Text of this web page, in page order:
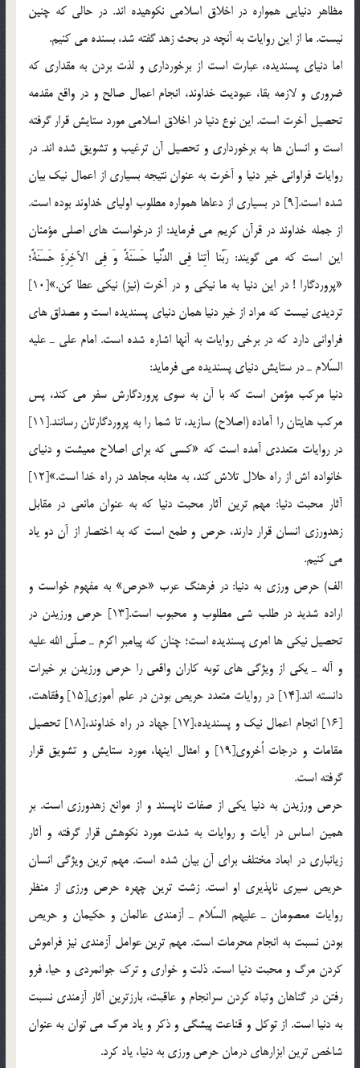
مظاهر دنيايي همواره در اخلاق اسلامي نكوهيده اند. در حالي كه چنين
نيست. ما از اين روايات به آنچه در بحث زهد گفته شد، بسنده مي كنيم.
اما دنياي پسنديده، عبارت است از برخورداري و لذت بردن به مقداري كه
ضروري و لازمه بقا، عبوديت خداوند، انجام اعمال صالح و در واقع مقدمه
تحصيل آخرت است. اين نوع دنيا در اخلاق اسلامي مورد ستايش قرار گرفته
است و انسان ها به برخورداري و تحصيل آن ترغيب و تشويق شده اند. در
روايات فراواني خير دنيا و آخرت به عنوان نتيجه بسياري از اعمال نيك بيان
شده است.[9] در بسياري از دعاها همواره مطلوب اولياي خداوند بوده است.
از جمله خداوند در قرآن كريم مي فرمايد: از درخواست هاي اصلي مؤمنان
اين است كه مي گويند: رَبَّنا آتِنا فِي الدُّنْيا حَسَنَةً وَ فِي الآخِرَةِ حَسَنَةً؛
«پروردگارا ! در اين دنيا به ما نيكي و در آخرت (نيز) نيكي عطا كن.»[10]
ترديدي نيست كه مراد از خير دنيا همان دنياي پسنديده است و مصداق هاي
فراواني دارد كه در برخي روايات به آنها اشاره شده است. امام علي ـ عليه
السّلام ـ در ستايش دنياي پسنديده مي فرمايد:
دنيا مركب مؤمن است كه با آن به سوي پروردگارش سفر مي كند، پس
مركب هايتان را آماده (اصلاح) سازيد، تا شما را به پروردگارتان رسانند.[11]
در روايات متعددي آمده است كه «كسي كه براي اصلاح معيشت و دنياي
خانواده اش از راه حلال تلاش كند، به مثابه مجاهد در راه خدا است.»[12]
آثار محبت دنيا: مهم ترين آثار محبت دنيا كه به عنوان مانعي در مقابل
زهدورزي انسان قرار دارند، حرص و طمع است كه به اختصار از آن دو ياد
مي كنيم.
الف) حرص ورزي به دنيا: در فرهنگ عرب «حرص» به مفهوم خواست و
اراده شديد در طلب شي مطلوب و محبوب است.[13] حرص ورزيدن در
تحصيل نيكي ها امري پسنديده است؛ چنان كه پيامبر اكرم ـ صلّي الله عليه
و آله ـ يكي از ويژگي هاي توبه كاران واقعي را حرص ورزيدن بر خيرات
دانسته اند.[14] در روايات متعدد حريص بودن در علم آموزي[15] وفقاهت،
[16] انجام اعمال نيك و پسنديده،[17] جهاد در راه خداوند،[18] تحصيل
مقامات و درجات اُخروي[19] و امثال اينها، مورد ستايش و تشويق قرار
گرفته است.
حرص ورزيدن به دنيا يكي از صفات ناپسند و از موانع زهدورزي است. بر
همين اساس در آيات و روايات به شدت مورد نكوهش قرار گرفته و آثار
زيانباري در ابعاد مختلف براي آن بيان شده است. مهم ترين ويژگي انسان
حريص سيري ناپذيري او است. زشت ترين چهره حرص ورزي از منظر
روايات معصومان ـ عليهم السّلام ـ آزمندي عالمان و حكيمان و حريص
بودن نسبت به انجام محرمات است. مهم ترين عوامل آزمندي نيز فراموش
كردن مرگ و محبت دنيا است. ذلت و خواري و ترك جوانمردي و حيا، فرو
رفتن در گناهان وتباه كردن سرانجام و عاقبت، بارزترين آثار آزمندي نسبت
به دنيا است. از توكل و قناعت پيشگي و ذكر و ياد مرگ مي توان به عنوان
شاخص ترين ابزارهاي درمان حرص ورزي به دنيا، ياد كرد.